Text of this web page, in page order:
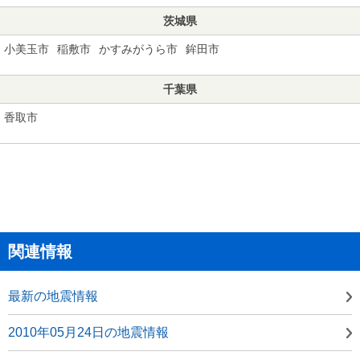
茨城県
小美玉市 稲敷市 かすみがうら市 鉾田市
千葉県
香取市
関連情報
最新の地震情報
2010年05月24日の地震情報